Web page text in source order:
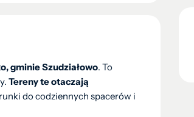
gminie Szudziałowo. To
Tereny te otaczają
do codziennych spacerów i